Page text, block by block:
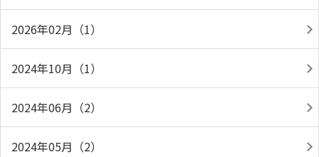
2026年02月（1）
2024年10月（1）
2024年06月（2）
2024年05月（2）